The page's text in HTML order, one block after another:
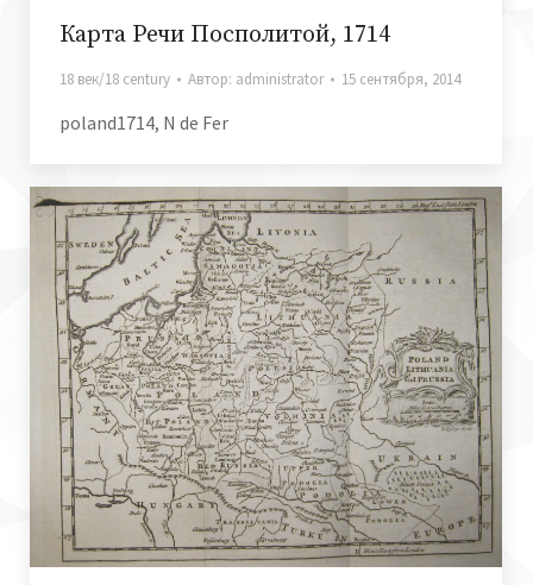
Карта Речи Посполитой, 1714
18 век/18 century Автор: administrator 15 сентября, 2014
poland1714, N de Fer